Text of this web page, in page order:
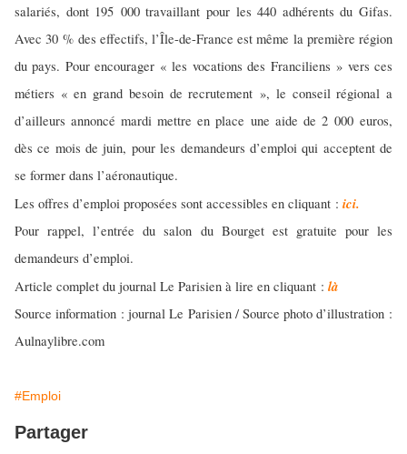
salariés, dont 195 000 travaillant pour les 440 adhérents du Gifas.
Avec 30 % des effectifs, l’Île-de-France est même la première région
du pays. Pour encourager « les vocations des Franciliens » vers ces
métiers « en grand besoin de recrutement », le conseil régional a
d’ailleurs annoncé mardi mettre en place une aide de 2 000 euros,
dès ce mois de juin, pour les demandeurs d’emploi qui acceptent de
se former dans l’aéronautique.
Les offres d’emploi proposées sont accessibles en cliquant : ici.
Pour rappel, l’entrée du salon du Bourget est gratuite pour les
demandeurs d’emploi.
Article complet du journal Le Parisien à lire en cliquant : là
Source information : journal Le Parisien / Source photo d’illustration :
Aulnaylibre.com
#Emploi
Partager